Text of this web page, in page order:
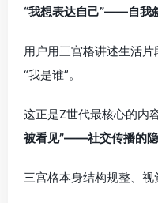
“我想表达自己”——自我
用户用三宫格讲述生活
“我是谁”。
这正是Z世代最核心的内
被看见”——社交传播的
三宫格本身结构规整、视